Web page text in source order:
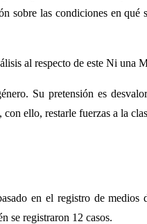
las condiciones en qué
al respecto de este Ni una
Su pretensión es
ello, restarle fuerzas a la
en el registro de
se registraron 12 casos.